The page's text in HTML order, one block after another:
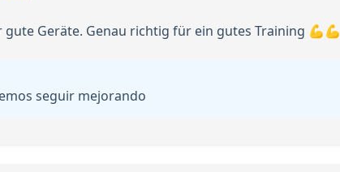
gute Geräte. Genau richtig für ein gutes Training 💪💪
seguir mejorando